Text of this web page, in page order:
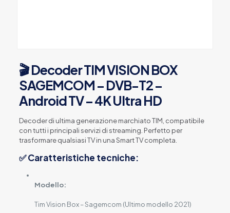
🎬 Decoder TIM VISION BOX
SAGEMCOM – DVB-T2 –
Android TV – 4K Ultra HD
Decoder di ultima generazione marchiato TIM, compatibile
con tutti i principali servizi di streaming. Perfetto per
trasformare qualsiasi TV in una Smart TV completa.
✅ Caratteristiche tecniche:
Modello:
Tim Vision Box – Sagemcom (Ultimo modello 2021)